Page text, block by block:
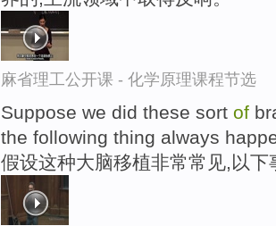
麻省理工公开课 - 化学原理课程节选
Suppose we did these sort of
the following thing always
假设这种大脑移植非常常见,以